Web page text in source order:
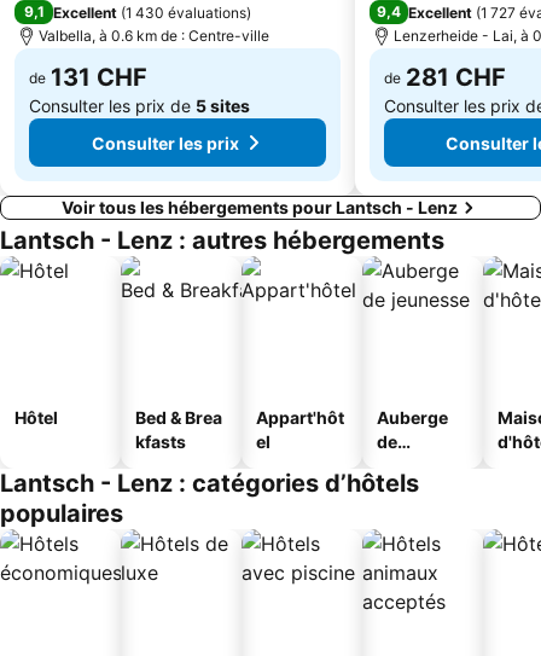
9,1 Excellent (1 430 évaluations)
Valbella, à 0.6 km de : Centre-ville
de 131 CHF
Consulter les prix de 5 sites
Consulter les prix
9,4 Excellent (1 727
Lenzerheide - Lai, à
de 281 CHF
Consulter les prix
Consulter
Voir tous les hébergements pour Lantsch - Lenz
Lantsch - Lenz : autres hébergements
Hôtel
Bed & Brea
kfasts
Appart'hôt
el
Auberge
de
Lantsch - Lenz : catégories d’hôtels
populaires